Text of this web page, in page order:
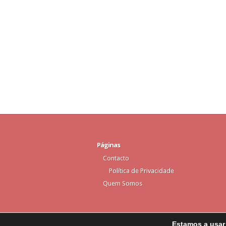
Páginas
Contacto
Política de Privacidade
Quem Somos
Estamos a